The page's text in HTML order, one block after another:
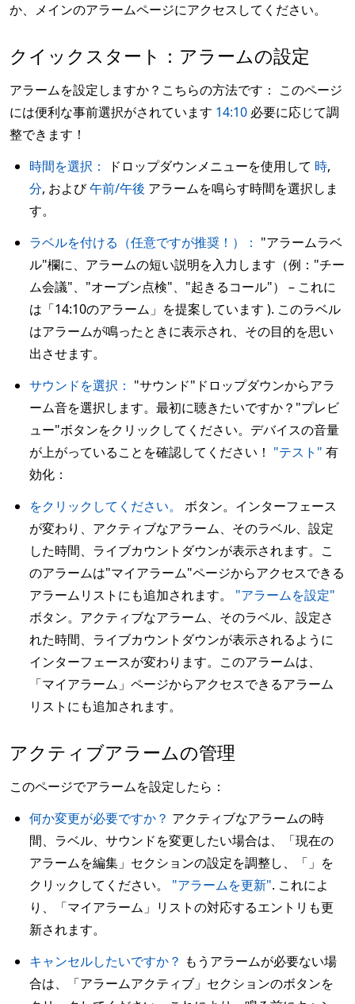
か、メインのアラームページにアクセスしてください。
クイックスタート：アラームの設定
アラームを設定しますか？こちらの方法です： このページ
には便利な事前選択がされています 14:10 必要に応じて調
整できます！
時間を選択：
ドロップダウンメニューを使用して 時,
分, および午前/午後 アラームを鳴らす時間を選択しま
す。
ラベルを付ける（任意ですが推奨！）： "アラームラベ
ル"欄に、アラームの短い説明を入力します（例："チー
ム会議"、"オーブン点検"、"起きるコール"） – これに
は「14:10のアラーム」を提案しています ). このラベル
はアラームが鳴ったときに表示され、その目的を思い
出させます。
サウンドを選択： "サウンド"ドロップダウンからアラ
ーム音を選択します。最初に聴きたいですか？"プレビ
ュー"ボタンをクリックしてください。デバイスの音量
が上がっていることを確認してください！ "テスト" 有
効化：
をクリックしてください。
ボタン。インターフェース
が変わり、アクティブなアラーム、そのラベル、設定
した時間、ライブカウントダウンが表示されます。こ
のアラームは"マイアラーム"ページからアクセスできる
アラームリストにも追加されます。 "アラームを設定"
ボタン。アクティブなアラーム、そのラベル、設定さ
れた時間、ライブカウントダウンが表示されるように
インターフェースが変わります。このアラームは、
「マイアラーム」ページからアクセスできるアラーム
リストにも追加されます。
アクティブアラームの管理
このページでアラームを設定したら：
何か変更が必要ですか？ アクティブなアラームの時
間、ラベル、サウンドを変更したい場合は、「現在の
アラームを編集」セクションの設定を調整し、「」を
クリックしてください。 "アラームを更新". これによ
り、「マイアラーム」リストの対応するエントリも更
新されます。
キャンセルしたいですか？ もうアラームが必要ない場
合は、「アラームアクティブ」セクションのボタンを